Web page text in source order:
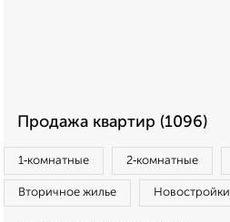
Продажа квартир (1096)
1‑комнатные 2‑комнатные
Вторичное жилье Новостройки